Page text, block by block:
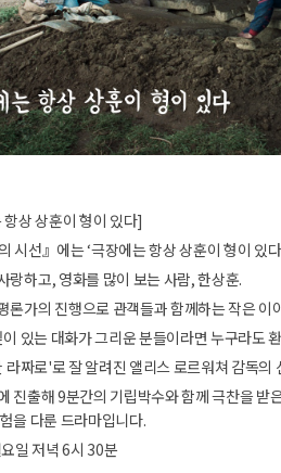
상 상훈이 형이 있다]
시선』에는 ‘극장에는 항상 상훈이 형이 있
랑하고, 영화를 많이 보는 사람, 한상훈.
론가의 진행으로 관객들과 함께하는 작은 이
있는 대화가 그리운 분들이라면 누구라도
짜로'로 잘 알려진 앨리스 로르워쳐 감독의
진출해 9분간의 기립박수와 함께 극찬을
을 다룬 드라마입니다.
일 저녁 6시 30분